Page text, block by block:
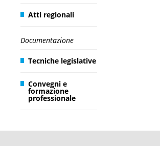
Atti regionali
Documentazione
Tecniche legislative
Convegni e
formazione
professionale